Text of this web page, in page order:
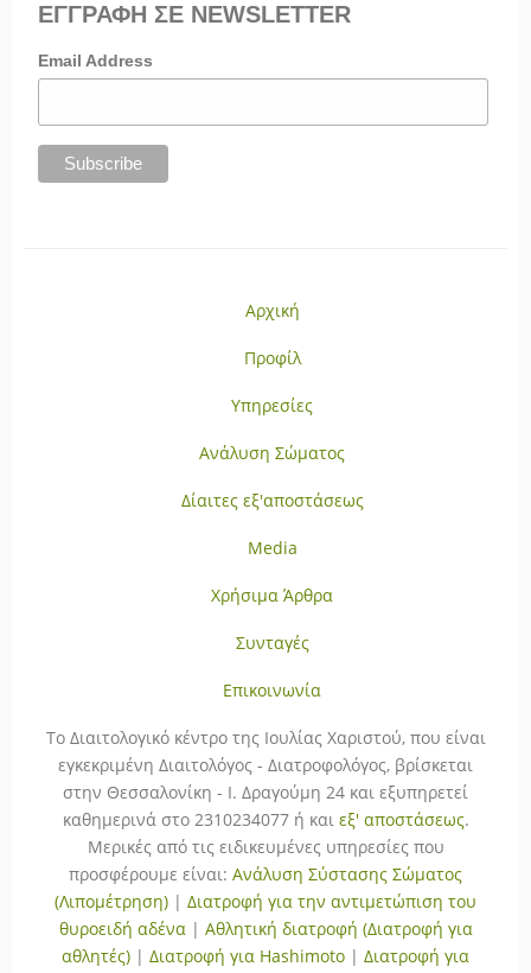
ΕΓΓΡΑΦΗ ΣΕ NEWSLETTER
Email Address
Αρχική
Προφίλ
Υπηρεσίες
Ανάλυση Σώματος
Δίαιτες εξ'αποστάσεως
Media
Χρήσιμα Άρθρα
Συνταγές
Επικοινωνία
To Διαιτολογικό κέντρο της Ιουλίας Χαριστού, που είναι
εγκεκριμένη Διαιτολόγος - Διατροφολόγος, βρίσκεται
στην Θεσσαλονίκη - Ι. Δραγούμη 24 και εξυπηρετεί
καθημερινά στο 2310234077 ή και εξ' αποστάσεως.
Μερικές από τις ειδικευμένες υπηρεσίες που
προσφέρουμε είναι: Ανάλυση Σύστασης Σώματος
(Λιπομέτρηση) | Διατροφή για την αντιμετώπιση του
θυροειδή αδένα| Αθλητική διατροφή (Διατροφή για
αθλητές) | Διατροφή για Hashimoto | Διατροφή για